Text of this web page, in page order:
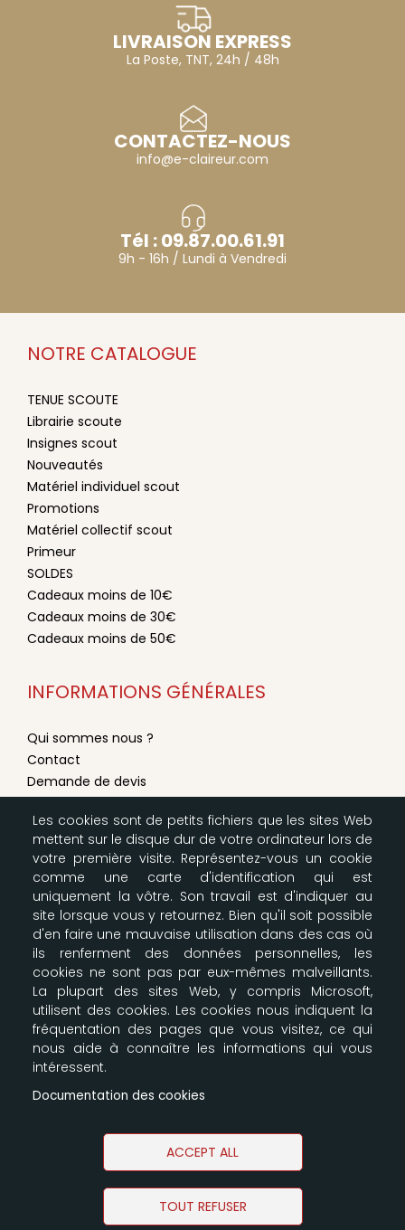
Les cookies sont de petits fichiers que les sites Web
mettent sur le disque dur de votre ordinateur lors de
votre première visite. Représentez-vous un cookie
comme une carte d'identification qui est
uniquement la vôtre. Son travail est d'indiquer au
site lorsque vous y retournez. Bien qu'il soit possible
d'en faire une mauvaise utilisation dans des cas où
ils renferment des données personnelles, les
cookies ne sont pas par eux-mêmes malveillants.
La plupart des sites Web, y compris Microsoft,
utilisent des cookies. Les cookies nous indiquent la
fréquentation des pages que vous visitez, ce qui
nous aide à connaître les informations qui vous
intéressent.
Documentation des cookies
TOUT REFUSER
ACCEPT ALL
LIVRAISON EXPRESS
La Poste, TNT, 24h / 48h
CONTACTEZ-NOUS
info@e-claireur.com
Tél : 09.87.00.61.91
9h - 16h / Lundi à Vendredi
NOTRE CATALOGUE
TENUE SCOUTE
Librairie scoute
Insignes scout
Nouveautés
Matériel individuel scout
Promotions
Matériel collectif scout
Primeur
SOLDES
Cadeaux moins de 10€
Cadeaux moins de 30€
Cadeaux moins de 50€
INFORMATIONS GÉNÉRALES
Qui sommes nous ?
Contact
Demande de devis
Conditions générales de vente
Mentions légales
Modes de livraison & paiement
Configurer les cookies
Plan du site
LA BOUTIQUE SCOUTE
Nos entrepôts
164-166 Av Joseph Kessel
Parkile 12
78960 Voisins le Bretonneux
09 87 00 61 91 - 06 61 30 35 39
SUIVEZ-NOUS !